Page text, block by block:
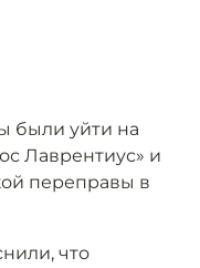
были уйти на
Лаврентиус» и
переправы в
что